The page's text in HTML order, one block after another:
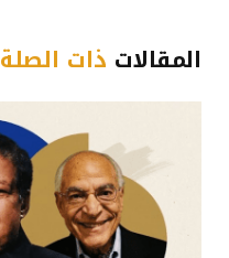
المقالات ذات الصلة